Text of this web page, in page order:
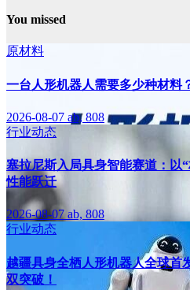
You missed
原材料
一台人形机器人需要多少种材料
2026-08-07 ab, 808
行业动态
塞拉尼斯入局具身智能赛道：以
性能跃迁
2026-08-07 ab, 808
行业动态
越疆具身全栖人形机器人全球首
双突破！